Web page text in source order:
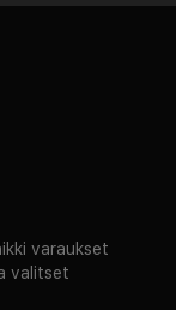
varaukset
valitset